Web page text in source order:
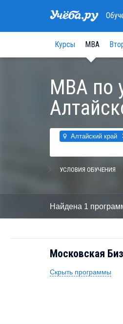
Курсы МВА
MBA
Алтайский край
УСЛОВИЯ ОБУЧЕНИЯ
Найдена 1
Московская
Скрыть программы